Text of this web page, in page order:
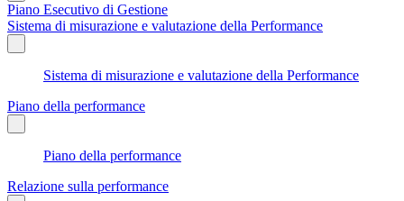
Piano Esecutivo di Gestione
Sistema di misurazione e valutazione della Performance
Sistema di misurazione e valutazione della Performance
Piano della performance
Piano della performance
Relazione sulla performance